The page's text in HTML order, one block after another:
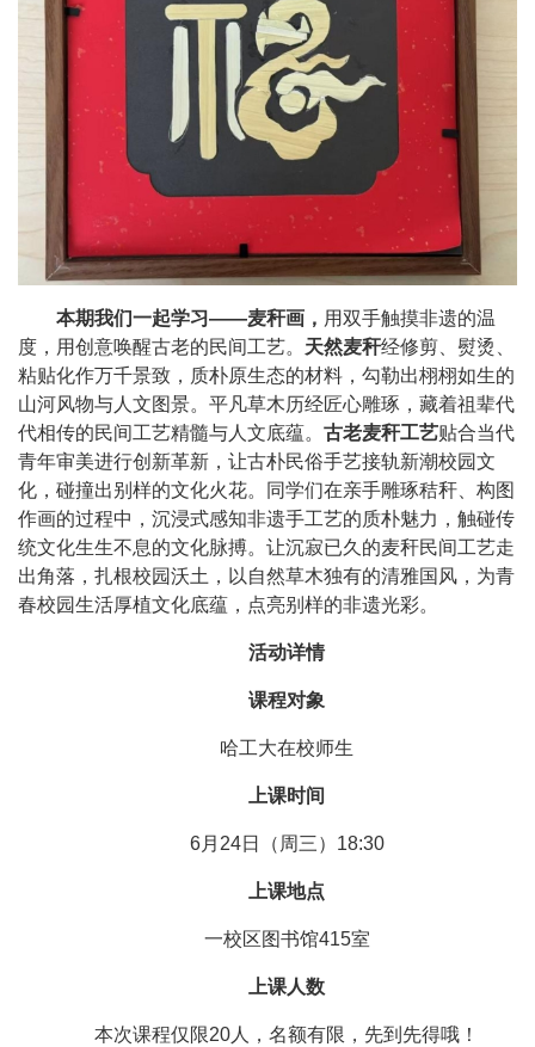
本期我们一起学习——麦秆画， 用双手触摸非遗的温
度，用创意唤醒古老的民间工艺。 天然麦秆经修剪、熨烫、
粘贴化作万千景致，质朴原生态的材料，勾勒出栩栩如生的
山河风物与人文图景。平凡草木历经匠心雕琢，藏着祖辈代
代相传的民间工艺精髓与人文底蕴。 古老麦秆工艺贴合当代
青年审美进行创新革新，让古朴民俗手艺接轨新潮校园文
化，碰撞出别样的文化火花。同学们在亲手雕琢秸秆、构图
作画的过程中，沉浸式感知非遗手工艺的质朴魅力，触碰传
统文化生生不息的文化脉搏。让沉寂已久的麦秆民间工艺走
出角落，扎根校园沃土，以自然草木独有的清雅国风，为青
春校园生活厚植文化底蕴，点亮别样的非遗光彩。
活动详情
课程对象
哈工大在校师生
上课时间
6月24日（周三）18:30
上课地点
一校区图书馆415室
上课人数
本次课程仅限20人，名额有限，先到先得哦！